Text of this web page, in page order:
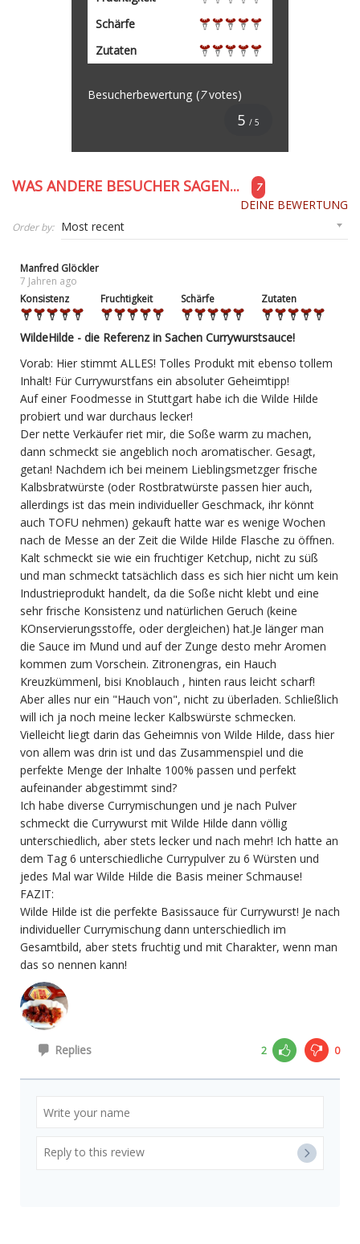
Schärfe
Zutaten
Besucherbewertung (7votes)
5 / 5
WAS ANDERE BESUCHER SAGEN... 7
DEINE BEWERTUNG
Order by:
Manfred Glöckler
7 Jahren ago
Konsistenz
Fruchtigkeit Schärfe Zutaten
WildeHilde - die Referenz in Sachen Currywurstsauce!
Vorab: Hier stimmt ALLES! Tolles Produkt mit ebenso tollem
Inhalt! Für Currywurstfans ein absoluter Geheimtipp!
Auf einer Foodmesse in Stuttgart habe ich die Wilde Hilde
probiert und war durchaus lecker!
Der nette Verkäufer riet mir, die Soße warm zu machen,
dann schmeckt sie angeblich noch aromatischer. Gesagt,
getan! Nachdem ich bei meinem Lieblingsmetzger frische
Kalbsbratwürste (oder Rostbratwürste passen hier auch,
allerdings ist das mein individueller Geschmack, ihr könnt
auch TOFU nehmen) gekauft hatte war es wenige Wochen
nach de Messe an der Zeit die Wilde Hilde Flasche zu öffnen.
Kalt schmeckt sie wie ein fruchtiger Ketchup, nicht zu süß
und man schmeckt tatsächlich dass es sich hier nicht um kein
Industrieprodukt handelt, da die Soße nicht klebt und eine
sehr frische Konsistenz und natürlichen Geruch (keine
KOnservierungsstoffe, oder dergleichen) hat.Je länger man
die Sauce im Mund und auf der Zunge desto mehr Aromen
kommen zum Vorschein. Zitronengras, ein Hauch
Kreuzkümmenl, bisi Knoblauch , hinten raus leicht scharf!
Aber alles nur ein "Hauch von", nicht zu überladen. Schließlich
will ich ja noch meine lecker Kalbswürste schmecken.
Vielleicht liegt darin das Geheimnis von Wilde Hilde, dass hier
von allem was drin ist und das Zusammenspiel und die
perfekte Menge der Inhalte 100% passen und perfekt
aufeinander abgestimmt sind?
Ich habe diverse Currymischungen und je nach Pulver
schmeckt die Currywurst mit Wilde Hilde dann völlig
unterschiedlich, aber stets lecker und nach mehr! Ich hatte an
dem Tag 6 unterschiedliche Currypulver zu 6 Würsten und
jedes Mal war Wilde Hilde die Basis meiner Schmause!
FAZIT:
Wilde Hilde ist die perfekte Basissauce für Currywurst! Je nach
individueller Currymischung dann unterschiedlich im
Gesamtbild, aber stets fruchtig und mit Charakter, wenn man
das so nennen kann!
Replies 2 0